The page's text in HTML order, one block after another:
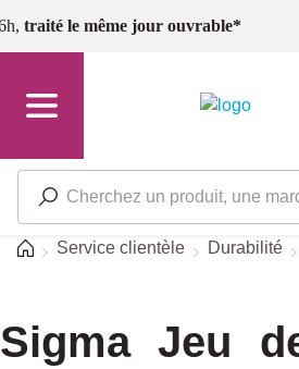
Passer au contenu principal
traité le même jour ouvrable*
Accueil
Service clientèle Durabilité
Sigma Jeu